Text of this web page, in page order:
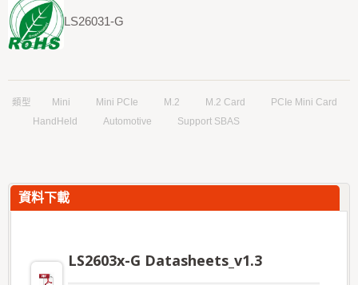
LS26031-G
類型 Mini Mini PCIe M.2 M.2 Card
PCIe Mini Card
HandHeld
Automotive Support SBAS
資料下載
LS2603x-G Datasheets_v1.3